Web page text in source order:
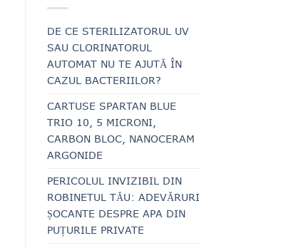
DE CE STERILIZATORUL UV
SAU CLORINATORUL
AUTOMAT NU TE AJUTĂ ÎN
CAZUL BACTERIILOR?
CARTUSE SPARTAN BLUE
TRIO 10, 5 MICRONI,
CARBON BLOC, NANOCERAM
ARGONIDE
PERICOLUL INVIZIBIL DIN
ROBINETUL TĂU: ADEVĂRURI
ȘOCANTE DESPRE APA DIN
PUȚURILE PRIVATE